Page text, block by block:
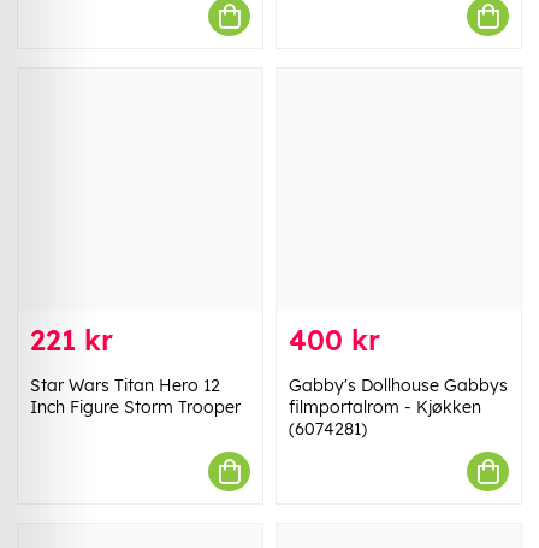
221 kr
Star Wars Titan Hero 12
Inch Figure Storm Trooper
400 kr
Gabby's Dollhouse Gabbys
filmportalrom - Kjøkken
(6074281)